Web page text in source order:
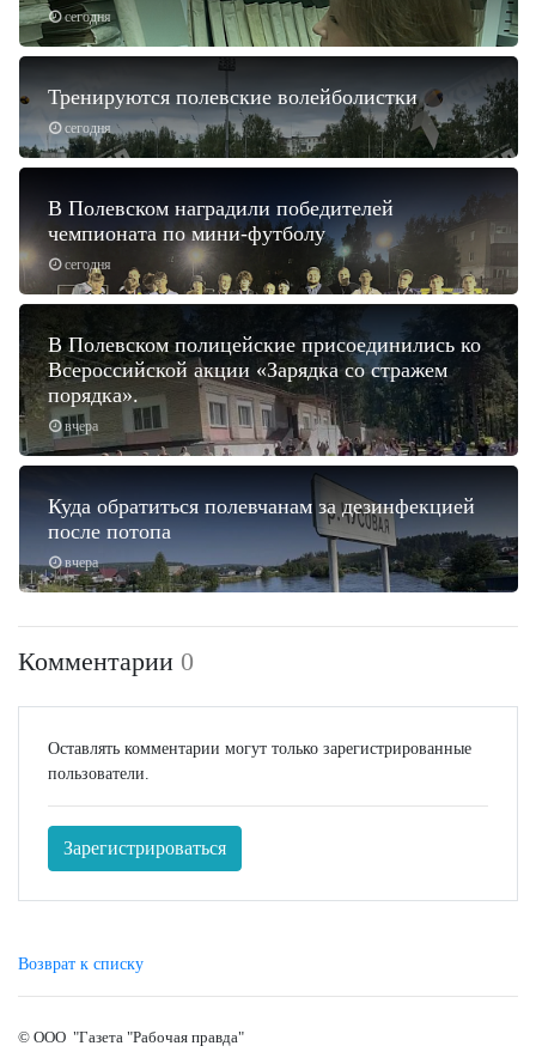
сегодня
сегодня
Тренируются полевские волейболистки
сегодня
В Полевском наградили победителей
чемпионата по мини-футболу
вчера
В Полевском полицейские присоединились ко
Всероссийской акции «Зарядка со стражем
порядка».
вчера
Куда обратиться полевчанам за дезинфекцией
после потопа
Комментарии 0
Оставлять комментарии могут только зарегистрированные
пользователи.
Зарегистрироваться
Возврат к списку
© ООО "Газета "Рабочая правда"